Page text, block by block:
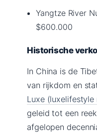
Yangtze River
$600.000
Historische
In China is de
van rijkdom en
Luxe (luxelifestyle
geleid tot een
afgelopen